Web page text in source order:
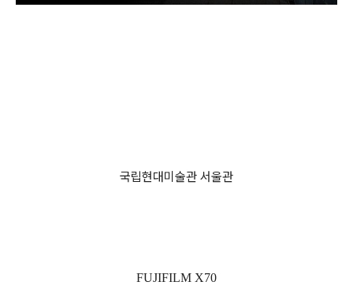
국립현대미술관 서울관
FUJIFILM X70